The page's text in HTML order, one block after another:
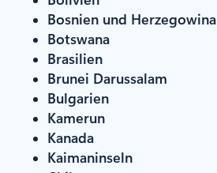
Bosnien und Herzegowina
Botswana
Brasilien
Brunei Darussalam
Bulgarien
Kamerun
Kanada
Kaimaninseln